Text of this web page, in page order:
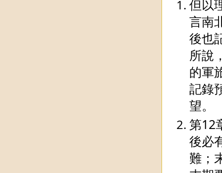
但以
言南
後也
所說
的軍
記錄
望。
第12
後必
難；